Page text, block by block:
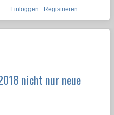
Einloggen Registrieren
nicht nur neue